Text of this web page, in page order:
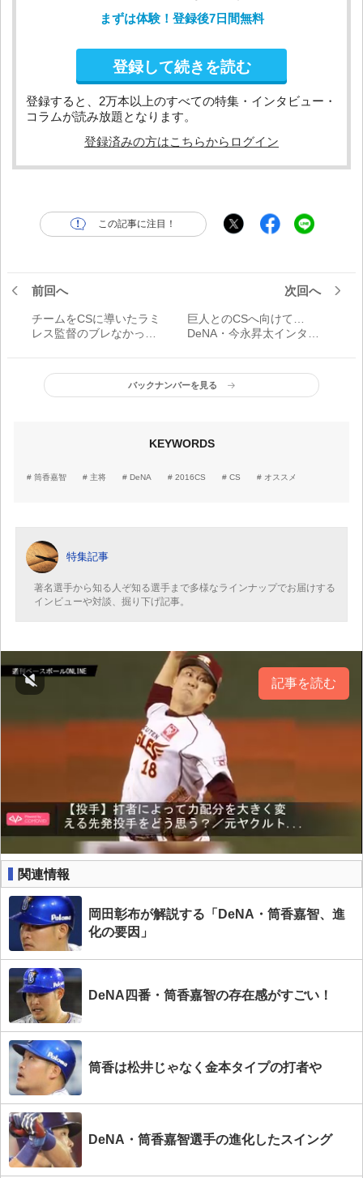
まずは体験！登録後7日間無料
登録して続きを読む
登録すると、2万本以上のすべての特集・インタビュー・
コラムが読み放題となります。
登録済みの方はこちらからログイン
この記事に注目！
前回へ
チームをCSに導いたラミ
レス監督のブレなかった
次回へ
巨人とのCSへ向けて…
DeNA・今永昇太インタビ
に向かっていきたい」
バックナンバーを見る
KEYWORDS
筒香嘉智 主将 DeNA 2016CS CS オススメ
特集記事
著名選手から知る人ぞ知る選手まで多様なラインナップでお届けする
インビューや対談、掘り下げ記事。
記事を読む
関連情報
岡田彰布が解説する「DeNA・筒香嘉智、進
化の要因」
DeNA四番・筒香嘉智の存在感がすごい！
筒香は松井じゃなく金本タイプの打者や
DeNA・筒香嘉智選手の進化したスイング